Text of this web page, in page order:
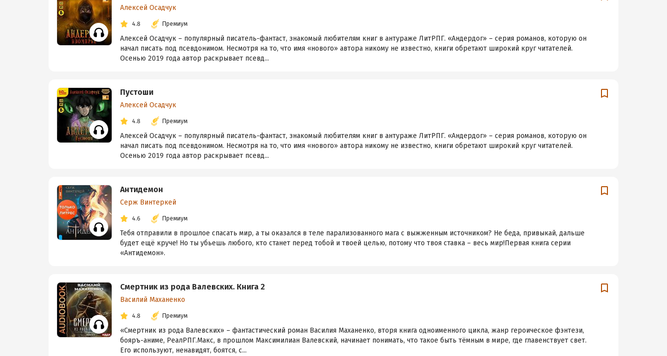
Алексей Осадчук
4.8 Премиум
Алексей Осадчук – популярный писатель-фантаст, знакомый любителям книг в антураже ЛитРПГ. «Андердог» – серия романов, которую он
начал писать под псевдонимом. Несмотря на то, что имя «нового» автора никому не известно, книги обретают широкий круг читателей.
Осенью 2019 года автор раскрывает псевд...
Пустоши
Алексей Осадчук
4.8 Премиум
Алексей Осадчук – популярный писатель-фантаст, знакомый любителям книг в антураже ЛитРПГ. «Андердог» – серия романов, которую он
начал писать под псевдонимом. Несмотря на то, что имя «нового» автора никому не известно, книги обретают широкий круг читателей.
Осенью 2019 года автор раскрывает псевд...
Антидемон
Серж Винтеркей
4.6 Премиум
Тебя отправили в прошлое спасать мир, а ты оказался в теле парализованного мага с выжженным источником? Не беда, привыкай, дальше
будет ещё круче! Но ты убьешь любого, кто станет перед тобой и твоей целью, потому что твоя ставка – весь мир!Первая книга серии
«Антидемон».
Смертник из рода Валевских. Книга 2
Василий Маханенко
4.8 Премиум
«Смертник из рода Валевских» – фантастический роман Василия Маханенко, вторя книга одноименного цикла, жанр героическое фэнтези,
бояръ-аниме, РеалРПГ.Макс, в прошлом Максимилиан Валевский, начинает понимать, что такое быть тёмным в мире, где главенствует свет.
Его используют, ненавидят, боятся, с...